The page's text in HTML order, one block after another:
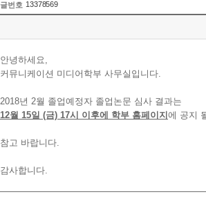
글번호 13378569
안녕하세요,
커뮤니케이션 미디어학부 사무실입니다.
2018년 2월 졸업예정자 졸업논문 심사 결과는
12월 15일 (금) 17시 이후에 학부 홈페이지 에 공지
참고 바랍니다.
감사합니다.